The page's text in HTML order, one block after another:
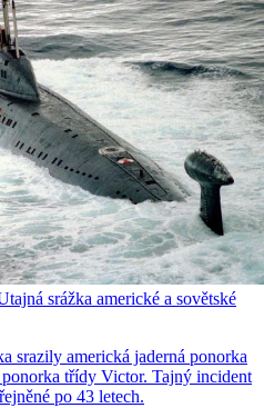
srážka americké a sovětské
srazily americká jaderná ponorka
ponorka třídy Victor. Tajný incident
po 43 letech.